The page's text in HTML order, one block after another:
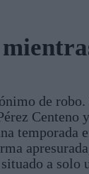
de
Centeno
a solo